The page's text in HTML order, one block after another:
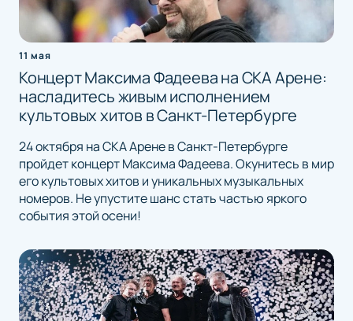
11 мая
Концерт Максима Фадеева на СКА Арене:
насладитесь живым исполнением
культовых хитов в Санкт-Петербурге
24 октября на СКА Арене в Санкт-Петербурге
пройдет концерт Максима Фадеева. Окунитесь в мир
его культовых хитов и уникальных музыкальных
номеров. Не упустите шанс стать частью яркого
события этой осени!